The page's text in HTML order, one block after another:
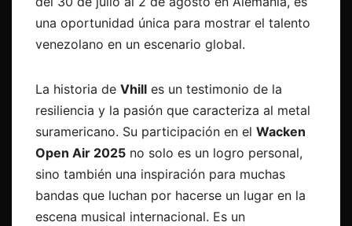
una oportunidad única para mostrar el talento
venezolano en un escenario global.
La historia de Vhill es un testimonio de la
resiliencia y la pasión que caracteriza al metal
suramericano. Su participación en el Wacken
Open Air 2025 no solo es un logro personal,
sino también una inspiración para muchas
bandas que luchan por hacerse un lugar en la
escena musical internacional. Es un